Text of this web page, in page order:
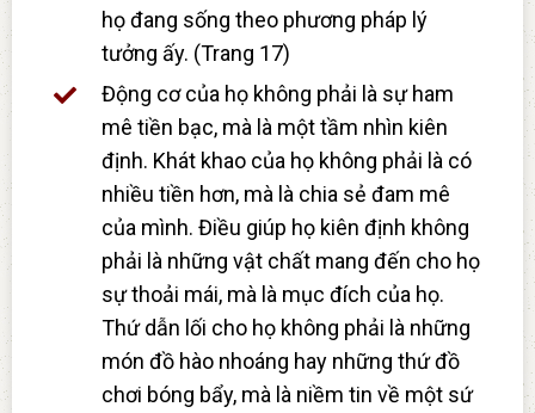
họ đang sống theo phương pháp lý
tưởng ấy. (Trang 17)
Động cơ của họ không phải là sự ham
mê tiền bạc, mà là một tầm nhìn kiên
định. Khát khao của họ không phải là có
nhiều tiền hơn, mà là chia sẻ đam mê
của mình. Điều giúp họ kiên định không
phải là những vật chất mang đến cho họ
sự thoải mái, mà là mục đích của họ.
Thứ dẫn lối cho họ không phải là những
món đồ hào nhoáng hay những thứ đồ
chơi bóng bẩy, mà là niềm tin về một sứ